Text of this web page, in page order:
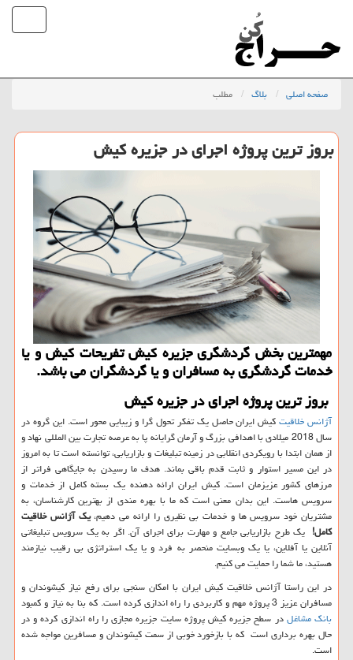
صفحه اصلی بلاگ مطلب
بروز ترین پروژه اجرای در جزیره كیش
مهمترین بخش گردشگری جزیره كیش تفریحات كیش و یا
خدمات گردشگری به مسافران و یا گردشگران می باشد.
بروز ترین پروژه اجرای در جزیره کیش
آژانس خلاقیتکیش ایران حاصل یک تفکر تحول گرا و زیبایی محور است. این گروه در
سال 2018 میلادی با اهدافی بزرگ و آرمان گرایانه پا به عرصه تجارت بین المللی نهاد و
از همان ابتدا با رویکردی انقلابی در زمینه تبلیغات و بازاریابی، توانسته است تا به امروز
در این مسیر استوار و ثابت قدم باقی بماند. هدف ما رسیدن به جایگاهی فراتر از
مرزهای کشور عزیزمان است. کیش ایران ارائه دهنده یک بسته کامل از خدمات و
سرویس هاست. این بدان معنی است که ما با بهره مندی از بهترین کارشناسان، به
مشتریان خود سرویس ها و خدمات بی نظیری را ارائه می دهیم،یک آژانس خلاقیت
کامل! یک طرح بازاریابی جامع و مهارت برای اجرای آن. اگر به یک سرویس تبلیغاتی
آنلاین یا آفلاین، یا یک وبسایت منحصر به فرد و یا یک استراتژی بی رقیب نیازمند
هستید، ما شما را حمایت می کنیم.
در این راستا آژانس خلاقیت کیش ایران با امکان سنجی برای رفع نیاز کیشوندان و
مسافران عزیز 3 پروژه مهم و کاربردی را راه اندازی کرده است. که بنا به نیاز و کمبود
بانک مشاغلدر سطح جزیره کیش پروژه سایت جزیره مجازی را راه اندازی کرده و در
حال بهره برداری است که با بازخورد خوبی از سمت کیشوندان و مسافرین مواجه شده
است.